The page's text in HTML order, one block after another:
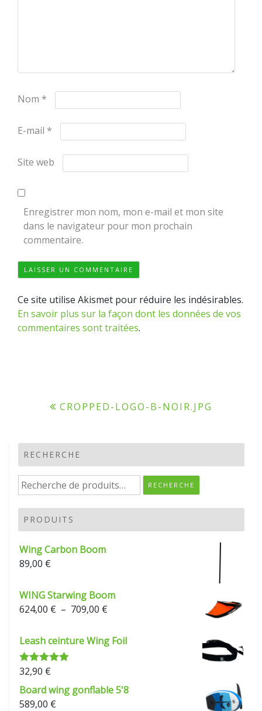
Nom *
E-mail *
Site web
Enregistrer mon nom, mon e-mail et mon site
dans le navigateur pour mon prochain
commentaire.
Ce site utilise Akismet pour réduire les indésirables.
En savoir plus sur la façon dont les données de vos
commentaires sont traitées.
Navigation
l’article
CROPPED-LOGO-B-NOIR.JPG
RECHERCHE
Recherche
pour :
RECHERCHE
PRODUITS
Wing Carbon Boom
89,00 €
WING Starwing Boom
624,00 € – 709,00 €
prix :
624,00 €
Leash ceinture Wing Foil
Note 5.00
32,90 €
Board wing gonflable 5'8
589,00 €